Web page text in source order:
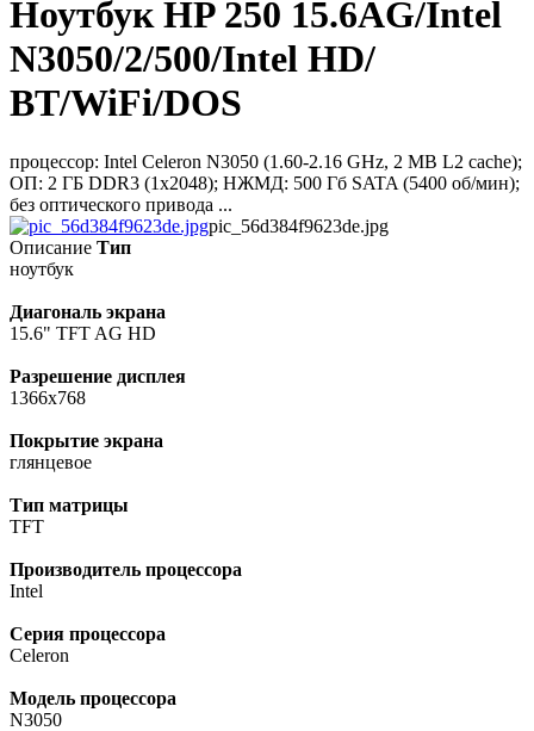
Ноутбук HP 250 15.6AG/Intel
N3050/2/500/Intel HD/
BT/WiFi/DOS
процессор: Intel Celeron N3050 (1.60-2.16 GHz, 2 MB L2 cache);
ОП: 2 ГБ DDR3 (1x2048); НЖМД: 500 Гб SATA (5400 об/мин);
без оптического привода ...
pic_56d384f9623de.jpg
Описание Тип
ноутбук
Диагональ экрана
15.6" TFT AG HD
Разрешение дисплея
1366x768
Покрытие экрана
глянцевое
Тип матрицы
TFT
Производитель процессора
Intel
Серия процессора
Celeron
Модель процессора
N3050